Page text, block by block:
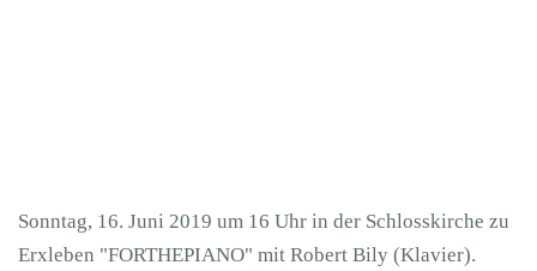
Sonntag, 16. Juni 2019 um 16 Uhr in der Schlosskirche zu
Erxleben "FORTHEPIANO" mit Robert Bily (Klavier).